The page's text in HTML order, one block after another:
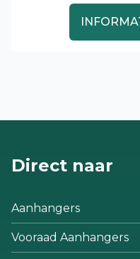
Direct naar
Aanhangers
Vooraad Aanhangers